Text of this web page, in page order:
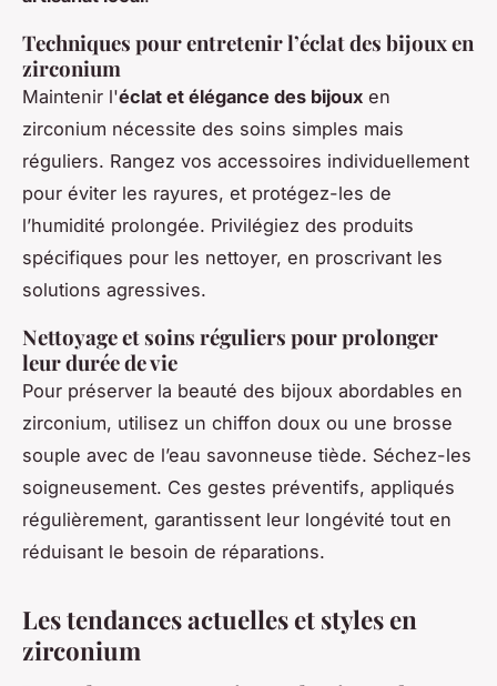
Techniques pour entretenir l’éclat des bijoux en
zirconium
Maintenir l'éclat et élégance des bijoux en
zirconium nécessite des soins simples mais
réguliers. Rangez vos accessoires individuellement
pour éviter les rayures, et protégez-les de
l’humidité prolongée. Privilégiez des produits
spécifiques pour les nettoyer, en proscrivant les
solutions agressives.
Nettoyage et soins réguliers pour prolonger
leur durée de vie
Pour préserver la beauté des bijoux abordables en
zirconium, utilisez un chiffon doux ou une brosse
souple avec de l’eau savonneuse tiède. Séchez-les
soigneusement. Ces gestes préventifs, appliqués
régulièrement, garantissent leur longévité tout en
réduisant le besoin de réparations.
Les tendances actuelles et styles en
zirconium